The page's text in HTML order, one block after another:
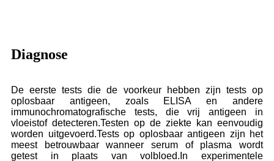
Diagnose
De eerste tests die de voorkeur hebben zijn tests op
oplosbaar antigeen, zoals ELISA en andere
immunochromatografische tests, die vrij antigeen in
vloeistof detecteren.Testen op de ziekte kan eenvoudig
worden uitgevoerd.Tests op oplosbaar antigeen zijn het
meest betrouwbaar wanneer serum of plasma wordt
getest in plaats van volbloed.In experimentele